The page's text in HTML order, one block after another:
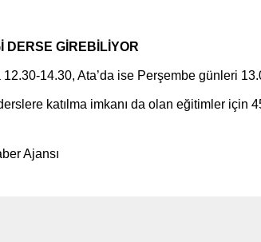
DERSE GİREBİLİYOR
12.30-14.30, Ata’da ise Perşembe günleri
katılma imkanı da olan eğitimler
Ajansı